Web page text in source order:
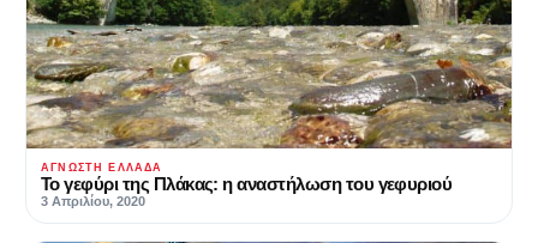
ΆΓΝΩΣΤΗ ΕΛΛΆΔΑ
Το γεφύρι της Πλάκας: η αναστήλωση του γεφυριού
3 Απριλίου, 2020